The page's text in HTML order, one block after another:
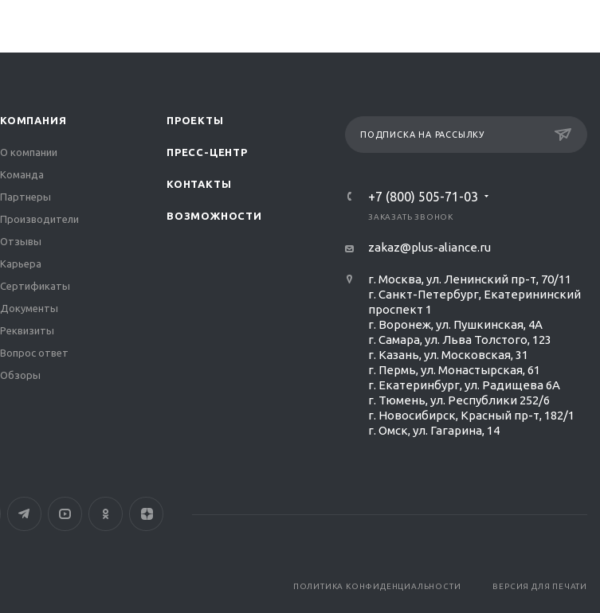
КОМПАНИЯ
О компании
Команда
Партнеры
Производители
Отзывы
Карьера
Сертификаты
Документы
Реквизиты
Вопрос ответ
Обзоры
ПРОЕКТЫ
ПРЕСС-ЦЕНТР
КОНТАКТЫ
ВОЗМОЖНОСТИ
ПОДПИСКА НА РАССЫЛКУ
+7 (800) 505-71-03
ЗАКАЗАТЬ ЗВОНОК
zakaz@plus-aliance.ru
г. Москва, ул. Ленинский пр-т, 70/11
г. Санкт-Петербург, Екатерининский
проспект 1
г. Воронеж, ул. Пушкинская, 4А
г. Самара, ул. Льва Толстого, 123
г. Казань, ул. Московская, 31
г. Пермь, ул. Монастырская, 61
г. Екатеринбург, ул. Радищева 6А
г. Тюмень, ул. Республики 252/6
г. Новосибирск, Красный пр-т, 182/1
г. Омск, ул. ​Гагарина, 14
ВЕРСИЯ ДЛЯ ПЕЧАТИ
ПОЛИТИКА КОНФИДЕНЦИАЛЬНОСТИ